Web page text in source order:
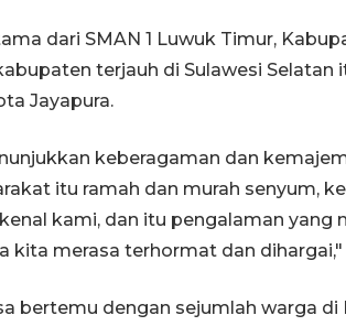
dari SMAN 1 Luwuk Timur,
terjauh di Sulawesi Selatan
Jayapura.
keberagaman dan
itu ramah dan murah senyum,
kami, dan itu pengalaman yang
kita merasa terhormat dan
bertemu dengan sejumlah warga
FOTO
02 April